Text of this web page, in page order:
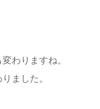
わりますね。
ました。